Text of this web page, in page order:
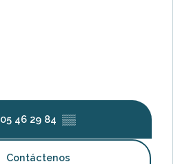
05 46 29 84 ▒▒
Contáctenos